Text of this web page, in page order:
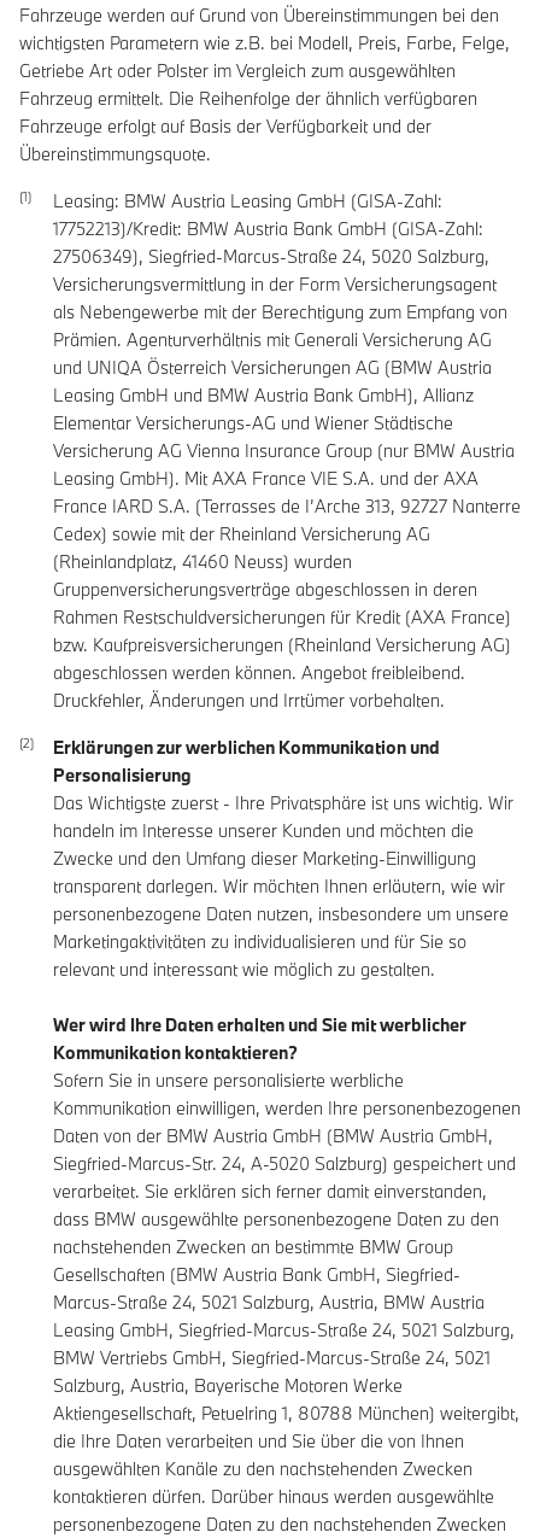
Fahrzeuge werden auf Grund von Übereinstimmungen bei den
wichtigsten Parametern wie z.B. bei Modell, Preis, Farbe, Felge,
Getriebe Art oder Polster im Vergleich zum ausgewählten
Fahrzeug ermittelt. Die Reihenfolge der ähnlich verfügbaren
Fahrzeuge erfolgt auf Basis der Verfügbarkeit und der
Übereinstimmungsquote.
Leasing: BMW Austria Leasing GmbH (GISA-Zahl:
17752213)/Kredit: BMW Austria Bank GmbH (GISA-Zahl:
27506349), Siegfried-Marcus-Straße 24, 5020 Salzburg,
Versicherungsvermittlung in der Form Versicherungsagent
als Nebengewerbe mit der Berechtigung zum Empfang von
Prämien. Agenturverhältnis mit Generali Versicherung AG
und UNIQA Österreich Versicherungen AG (BMW Austria
Leasing GmbH und BMW Austria Bank GmbH), Allianz
Elementar Versicherungs-AG und Wiener Städtische
Versicherung AG Vienna Insurance Group (nur BMW Austria
Leasing GmbH). Mit AXA France VIE S.A. und der AXA
France IARD S.A. (Terrasses de I’Arche 313, 92727 Nanterre
Cedex) sowie mit der Rheinland Versicherung AG
(Rheinlandplatz, 41460 Neuss) wurden
Gruppenversicherungsverträge abgeschlossen in deren
Rahmen Restschuldversicherungen für Kredit (AXA France)
bzw. Kaufpreisversicherungen (Rheinland Versicherung AG)
abgeschlossen werden können. Angebot freibleibend.
Druckfehler, Änderungen und Irrtümer vorbehalten.
Erklärungen zur werblichen Kommunikation und
Personalisierung
Das Wichtigste zuerst - Ihre Privatsphäre ist uns wichtig. Wir
handeln im Interesse unserer Kunden und möchten die
Zwecke und den Umfang dieser Marketing-Einwilligung
transparent darlegen. Wir möchten Ihnen erläutern, wie wir
personenbezogene Daten nutzen, insbesondere um unsere
Marketingaktivitäten zu individualisieren und für Sie so
relevant und interessant wie möglich zu gestalten.
Wer wird Ihre Daten erhalten und Sie mit werblicher
Kommunikation kontaktieren?
Sofern Sie in unsere personalisierte werbliche
Kommunikation einwilligen, werden Ihre personenbezogenen
Daten von der BMW Austria GmbH (BMW Austria GmbH,
Siegfried-Marcus-Str. 24, A-5020 Salzburg) gespeichert und
verarbeitet. Sie erklären sich ferner damit einverstanden,
dass BMW ausgewählte personenbezogene Daten zu den
nachstehenden Zwecken an bestimmte BMW Group
Gesellschaften (BMW Austria Bank GmbH, Siegfried-
Marcus-Straße 24, 5021 Salzburg, Austria, BMW Austria
Leasing GmbH, Siegfried-Marcus-Straße 24, 5021 Salzburg,
BMW Vertriebs GmbH, Siegfried-Marcus-Straße 24, 5021
Salzburg, Austria, Bayerische Motoren Werke
Aktiengesellschaft, Petuelring 1, 80788 München) weitergibt,
die Ihre Daten verarbeiten und Sie über die von Ihnen
ausgewählten Kanäle zu den nachstehenden Zwecken
kontaktieren dürfen. Darüber hinaus werden ausgewählte
personenbezogene Daten zu den nachstehenden Zwecken